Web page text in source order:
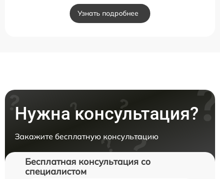
Узнать подробнее
Нужна консультация?
Закажите бесплатную консультацию
Бесплатная консультация со
специалистом